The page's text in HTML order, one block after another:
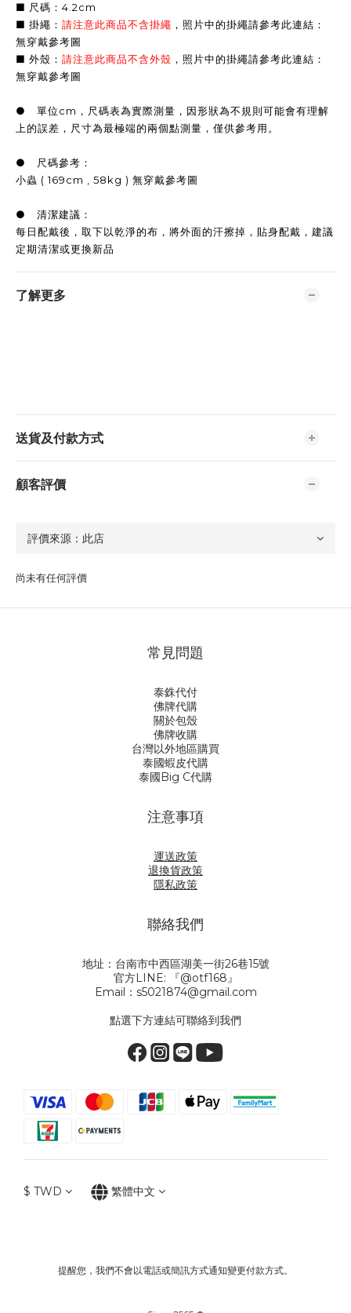
■ 尺碼：4.2cm
■ 掛繩： 請注意此商品不含掛繩 ， 照片中的掛繩請參考此連結：
無穿戴參考圖
■ 外殼： 請注意此商品不含外殼 ， 照片中的掛繩請參考此連結：
無穿戴參考圖
● 單位cm，尺碼表為實際測量，因形狀為不規則可能會有理解
上的誤差，尺寸為最極端的兩個點測量，僅供參考用。
● 尺碼參考：
小蟲 ( 169cm , 58kg ) 無穿戴參考圖
● 清潔建議：
每日配戴後，取下以乾淨的布，將外面的汗擦掉，貼身配戴，建議
定期清潔或更換新品
了解更多
送貨及付款方式
顧客評價
尚未有任何評價
常見問題
泰銖代付
佛牌代購
關於包殼
佛牌收購
台灣以外地區購買
泰國蝦皮代購
泰國Big C代購
注意事項
運送政策
退換貨政策
隱私政策
聯絡我們
地址：台南市中西區湖美一街26巷15號
官方LINE: 『@otf168』
Email：s5021874@gmail.com
點選下方連結可聯絡到我們
$ TWD 繁體中文
提醒您，我們不會以電話或簡訊方式通知變更付款方式。